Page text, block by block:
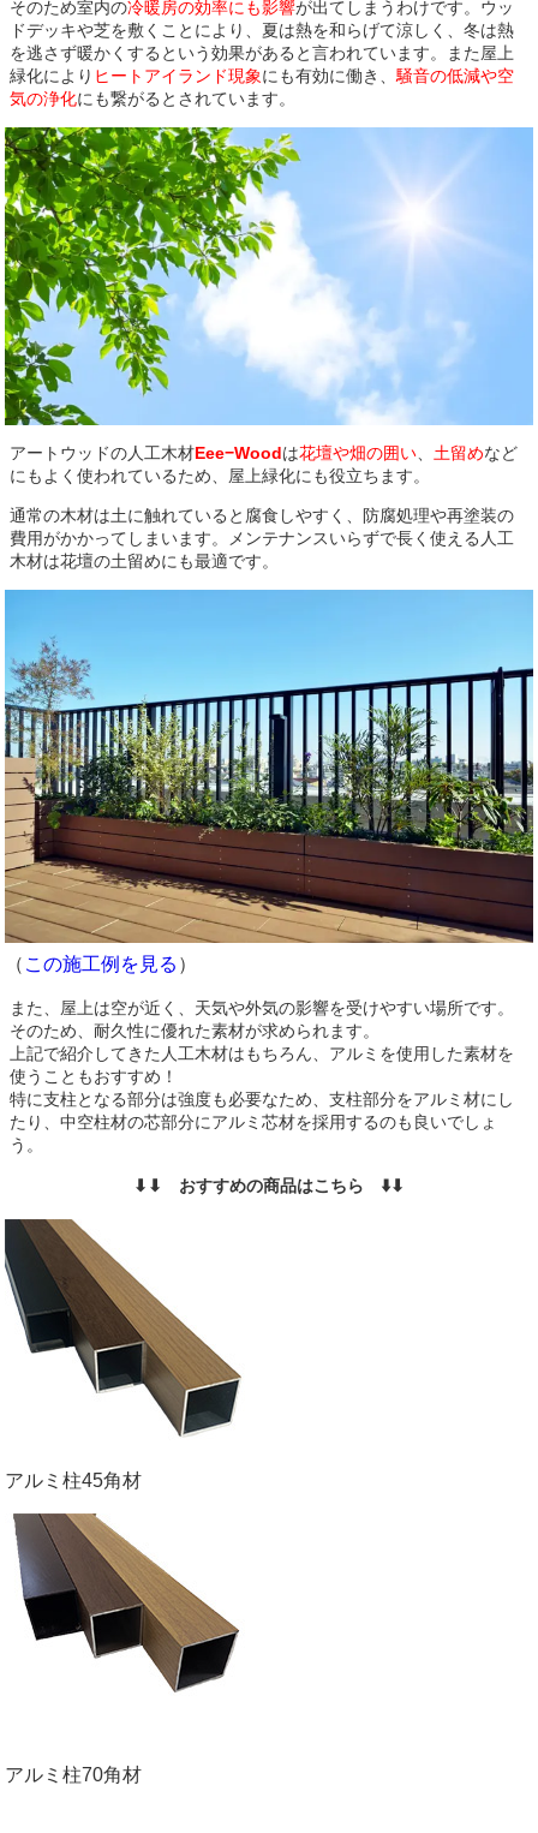
そのため室内の冷暖房の効率にも影響が出てしまうわけです。ウッ
ドデッキや芝を敷くことにより、夏は熱を和らげて涼しく、冬は熱
を逃さず暖かくするという効果があると言われています。また屋上
緑化により ヒートアイランド現象にも有効に働き、騒音の低減や空
気の浄化にも繋がるとされています。
アートウッドの人工木材Eee−Woodは花壇や畑の囲い 土留めなど
にもよく使われているため、屋上緑化にも役立ちます。
通常の木材は土に触れていると腐食しやすく、防腐処理や再塗装の
費用がかかってしまいます。メンテナンスいらずで長く使える人工
木材は花壇の土留めにも最適です。
（ この施工例を見る ）
また、屋上は空が近く、天気や外気の影響を受けやすい場所です。
そのため、耐久性に優れた素材が求められます。
上記で紹介してきた人工木材はもちろん、アルミを使用した素材を
使うこともおすすめ！
特に支柱となる部分は強度も必要なため、支柱部分をアルミ材にし
たり、中空柱材の芯部分にアルミ芯材を採用するのも良いでしょ
う。
⬇︎⬇︎ おすすめの商品はこちら ⬇️⬇︎
アルミ柱45角材
アルミ柱70角材